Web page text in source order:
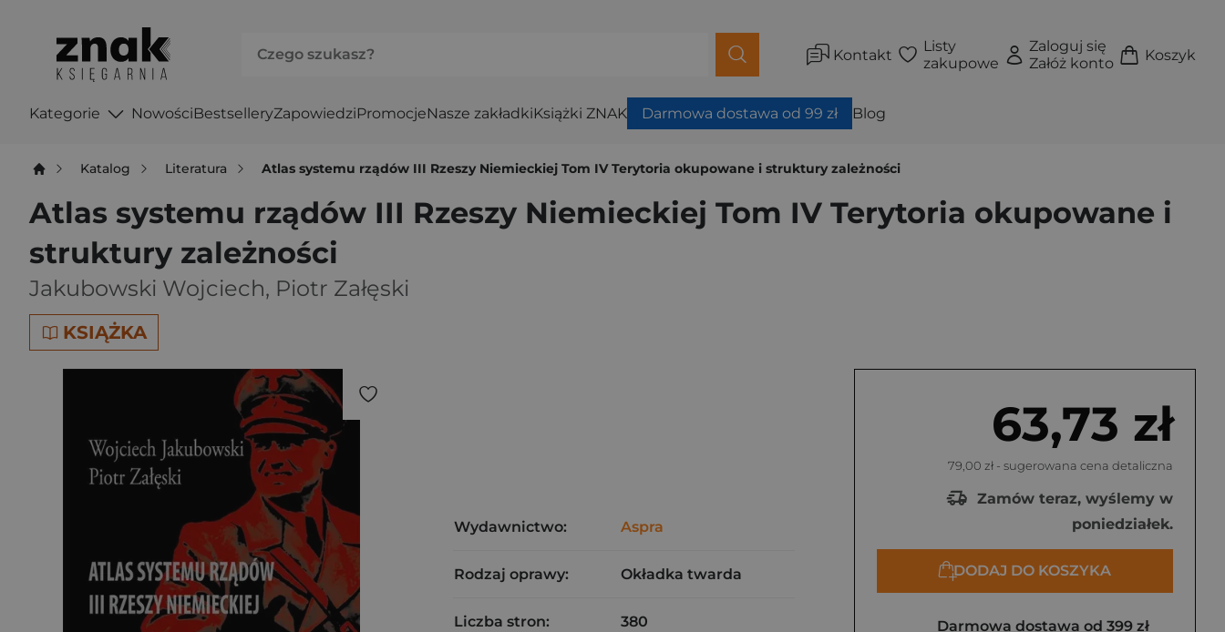
Kontakt
Listy
zakupowe
Zaloguj się
Załóż konto
Koszyk
Kategorie NowościBestselleryZapowiedziPromocjeNasze zakładkiKsiążki ZNAK Darmowa dostawa od 99 zł Blog
Katalog Literatura Atlas systemu rządów III Rzeszy Niemieckiej Tom IV Terytoria okupowane i struktury zależności
Atlas systemu rządów III Rzeszy Niemieckiej Tom IV Terytoria okupowane i
struktury zależności
Jakubowski Wojciech, Piotr Załęski
KSIĄŻKA
63,73 zł
79,00 zł - sugerowana cena detaliczna
Zamów teraz, wyślemy w
poniedziałek.
DODAJ DO KOSZYKA
Darmowa dostawa od 399 zł
Wydawnictwo: Aspra
Rodzaj oprawy: Okładka twarda
Liczba stron: 380